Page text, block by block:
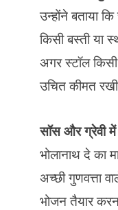
उन्होंने बताया
किसी बस्ती या
अगर स्टॉल किसी
उचित कीमत
सॉस और ग्रेवी में
भोलानाथ दे का
अच्छी गुणवत्ता
भोजन तैयार